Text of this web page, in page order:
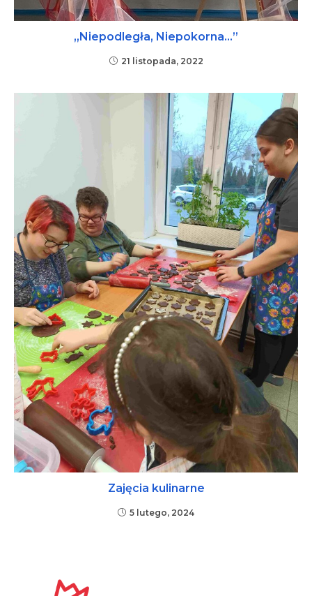
„Niepodległa, Niepokorna…”
21 listopada, 2022
Zajęcia kulinarne
5 lutego, 2024